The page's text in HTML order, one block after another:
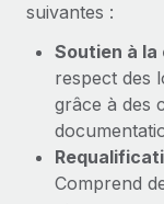
dans le monde
Création
Établissez
conformité
Mobilité et
Organisez
Explorer le blog
Mises à jour
suivantes :
Soutien à
respect des
grâce à des
Comprend